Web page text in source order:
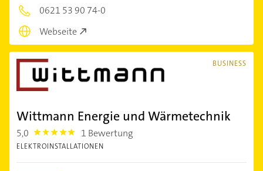
0621 53 90 74-0
Webseite
BUSINESS
Wittmann Energie und Wärmetechnik
5,0 5.0 1 Bewertung
ELEKTROINSTALLATIONEN